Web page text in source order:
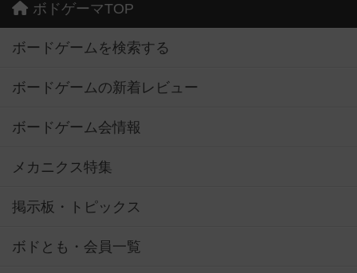
ボドゲーマTOP
ボードゲームを検索する
ボードゲームの新着レビュー
ボードゲーム会情報
メカニクス特集
掲示板・トピックス
ボドとも・会員一覧